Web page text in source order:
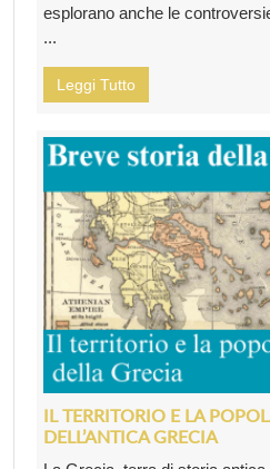
esplorano anche le
...
Leggi Tutto
IL TERRITORIO E LA
DELL’ANTICA GRECIA